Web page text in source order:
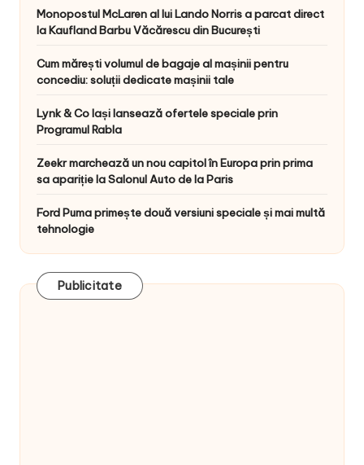
Monopostul McLaren al lui Lando Norris a parcat direct
la Kaufland Barbu Văcărescu din București
Cum mărești volumul de bagaje al mașinii pentru
concediu: soluții dedicate mașinii tale
Lynk & Co Iași lansează ofertele speciale prin
Programul Rabla
Zeekr marchează un nou capitol în Europa prin prima
sa apariție la Salonul Auto de la Paris
Ford Puma primește două versiuni speciale și mai multă
tehnologie
Publicitate